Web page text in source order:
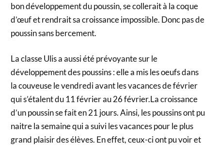
bon développement du poussin, se collerait à la coque
d’œuf et rendrait sa croissance impossible. Donc pas de
poussin sans bercement.
La classe Ulis a aussi été prévoyante sur le
développement des poussins : elle a mis les oeufs dans
la couveuse le vendredi avant les vacances de février
qui s’étalent du 11 février au 26 février.La croissance
d’un poussin se fait en 21 jours. Ainsi, les poussins ont pu
naitre la semaine qui a suivi les vacances pour le plus
grand plaisir des élèves. En effet, ceux-ci ont pu voir et